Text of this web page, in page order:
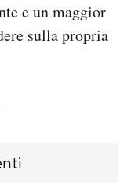
e un maggior
sulla propria